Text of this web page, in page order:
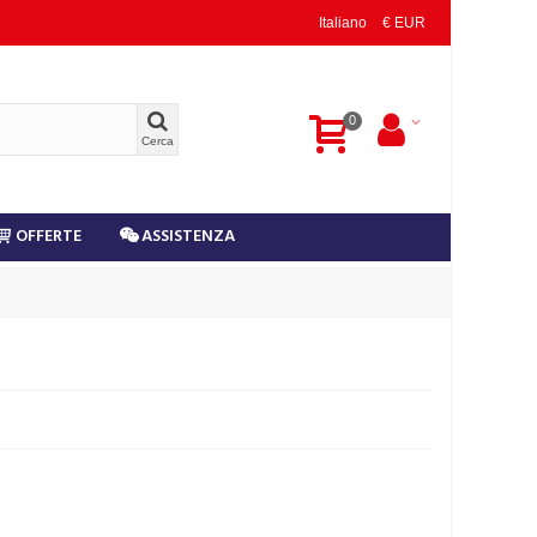
Italiano € EUR
Cerca
0
OFFERTE ASSISTENZA